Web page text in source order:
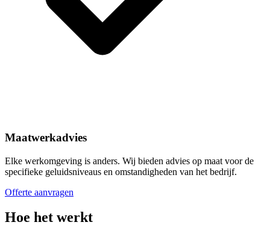
Maatwerkadvies
Elke werkomgeving is anders. Wij bieden advies op maat voor de
specifieke geluidsniveaus en omstandigheden van het bedrijf.
Offerte aanvragen
Hoe het werkt